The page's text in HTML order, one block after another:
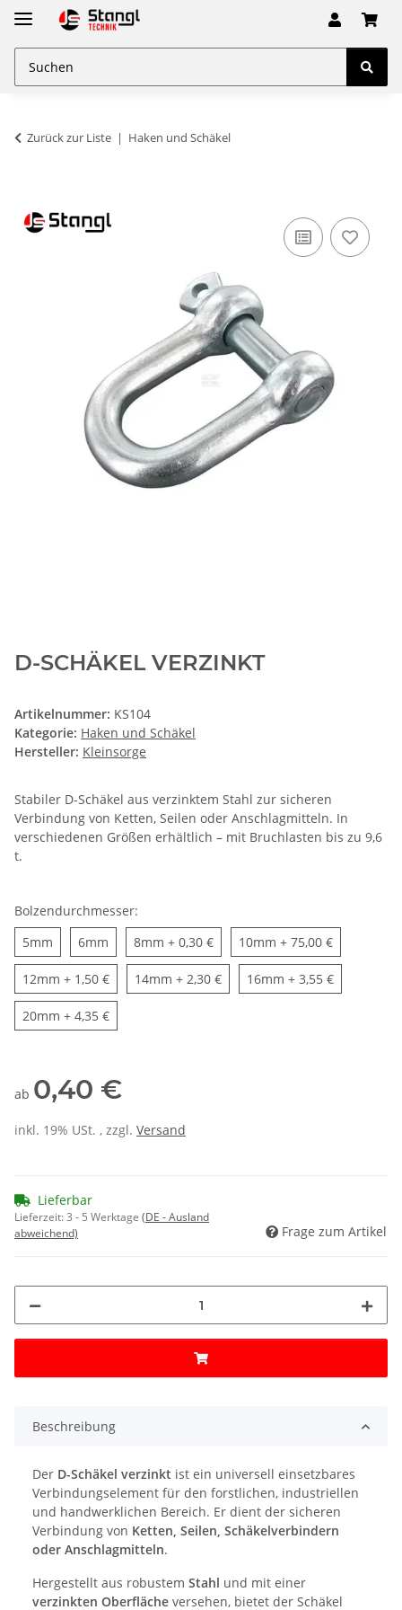
Zurück zur Liste Haken und Schäkel
D-SCHÄKEL VERZINKT
Artikelnummer: KS104
Kategorie: Haken und Schäkel
Hersteller: Kleinsorge
Stabiler D-Schäkel aus verzinktem Stahl zur sicheren
Verbindung von Ketten, Seilen oder Anschlagmitteln. In
verschiedenen Größen erhältlich – mit Bruchlasten bis zu 9,6
t.
Bolzendurchmesser:
5mm 5mm6mm 6mm8mm 8mm
+ 0,30 € 10mm 10mm
+ 75,00 €
12mm 12mm
+ 1,50 € 14mm 14mm
+ 2,30 € 16mm 16mm
+ 3,55 €
20mm 20mm
+ 4,35 €
ab 0,40 €
inkl. 19% USt. , zzgl. Versand
Lieferbar
Lieferzeit:3 - 5 Werktage (DE - Ausland
abweichend)
Frage zum Artikel
Beschreibung
Der D-Schäkel verzinkt ist ein universell einsetzbares
Verbindungselement für den forstlichen, industriellen
und handwerklichen Bereich. Er dient der sicheren
Verbindung von Ketten, Seilen, Schäkelverbindern
oder Anschlagmitteln.
Hergestellt aus robustem Stahl und mit einer
verzinkten Oberfläche versehen, bietet der Schäkel